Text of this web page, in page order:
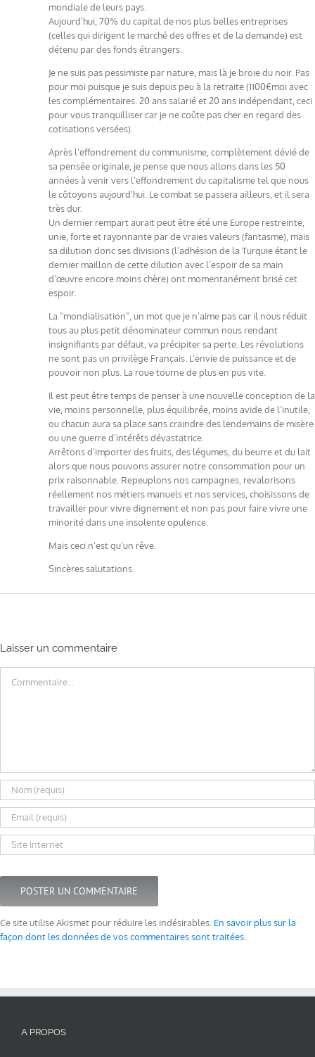
mondiale de leurs pays.
Aujourd’hui, 70% du capital de nos plus belles entreprises
(celles qui dirigent le marché des offres et de la demande) est
détenu par des fonds étrangers.
Je ne suis pas pessimiste par nature, mais là je broie du noir. Pas
pour moi puisque je suis depuis peu à la retraite (1100€moi avec
les complémentaires. 20 ans salarié et 20 ans indépendant, ceci
pour vous tranquilliser car je ne coûte pas cher en regard des
cotisations versées).
Après l’effondrement du communisme, complètement dévié de
sa pensée originale, je pense que nous allons dans les 50
années à venir vers l’effondrement du capitalisme tel que nous
le côtoyons aujourd’hui. Le combat se passera ailleurs, et il sera
très dur.
Un dernier rempart aurait peut être été une Europe restreinte,
unie, forte et rayonnante par de vraies valeurs (fantasme), mais
sa dilution donc ses divisions (l’adhésion de la Turquie étant le
dernier maillon de cette dilution avec l’espoir de sa main
d’œuvre encore moins chère) ont momentanément brisé cet
espoir.
La "mondialisation", un mot que je n’aime pas car il nous réduit
tous au plus petit dénominateur commun nous rendant
insignifiants par défaut, va précipiter sa perte. Les révolutions
ne sont pas un privilège Français. L’envie de puissance et de
pouvoir non plus. La roue tourne de plus en pus vite.
Il est peut être temps de penser à une nouvelle conception de la
vie, moins personnelle, plus équilibrée, moins avide de l’inutile,
ou chacun aura sa place sans craindre des lendemains de misère
ou une guerre d’intérêts dévastatrice.
Arrêtons d’importer des fruits, des légumes, du beurre et du lait
alors que nous pouvons assurer notre consommation pour un
prix raisonnable. Repeuplons nos campagnes, revalorisons
réellement nos métiers manuels et nos services, choisissons de
travailler pour vivre dignement et non pas pour faire vivre une
minorité dans une insolente opulence.
Mais ceci n’est qu’un rêve.
Sincères salutations.
Laisser un commentaire
Ce site utilise Akismet pour réduire les indésirables. En savoir plus sur la
façon dont les données de vos commentaires sont traitées
A PROPOS